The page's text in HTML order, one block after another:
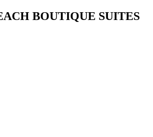
BOUTIQUE SUITES